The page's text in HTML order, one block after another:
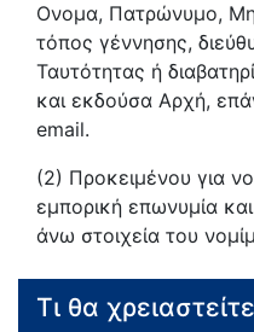
Ονομα, Πατρώνυμο,
τόπος γέννησης,
Ταυτότητας ή
και εκδούσα Αρχή,
email.
(2) Προκειμένου για
εμπορική επωνυμία
άνω στοιχεία του
Τι θα χρειαστείτε